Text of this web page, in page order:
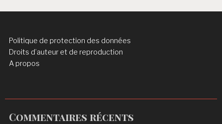
Politique de protection des données
Droits d’auteur et de reproduction
A propos
Commentaires récents